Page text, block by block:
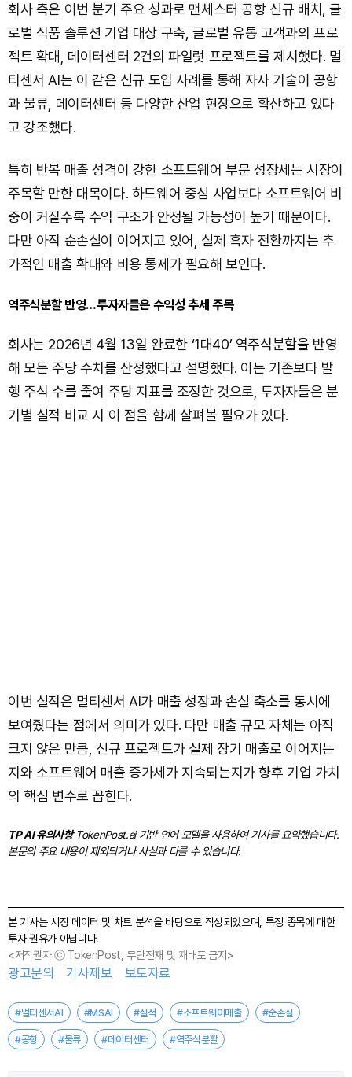
회사 측은 이번 분기 주요 성과로 맨체스터 공항 신규 배치, 글
로벌 식품 솔루션 기업 대상 구축, 글로벌 유통 고객과의 프로
젝트 확대, 데이터센터 2건의 파일럿 프로젝트를 제시했다. 멀
티센서 AI는 이 같은 신규 도입 사례를 통해 자사 기술이 공항
과 물류, 데이터센터 등 다양한 산업 현장으로 확산하고 있다
고 강조했다.
특히 반복 매출 성격이 강한 소프트웨어 부문 성장세는 시장이
주목할 만한 대목이다. 하드웨어 중심 사업보다 소프트웨어 비
중이 커질수록 수익 구조가 안정될 가능성이 높기 때문이다.
다만 아직 순손실이 이어지고 있어, 실제 흑자 전환까지는 추
가적인 매출 확대와 비용 통제가 필요해 보인다.
역주식분할 반영…투자자들은 수익성 추세 주목
회사는 2026년 4월 13일 완료한 ‘1대40’ 역주식분할을 반영
해 모든 주당 수치를 산정했다고 설명했다. 이는 기존보다 발
행 주식 수를 줄여 주당 지표를 조정한 것으로, 투자자들은 분
기별 실적 비교 시 이 점을 함께 살펴볼 필요가 있다.
이번 실적은 멀티센서 AI가 매출 성장과 손실 축소를 동시에
보여줬다는 점에서 의미가 있다. 다만 매출 규모 자체는 아직
크지 않은 만큼, 신규 프로젝트가 실제 장기 매출로 이어지는
지와 소프트웨어 매출 증가세가 지속되는지가 향후 기업 가치
의 핵심 변수로 꼽힌다.
TP AI 유의사항TokenPost.ai 기반 언어 모델을 사용하여 기사를 요약했습니다.
본문의 주요 내용이 제외되거나 사실과 다를 수 있습니다.
본 기사는 시장 데이터 및 차트 분석을 바탕으로 작성되었으며, 특정 종목에 대한
투자 권유가 아닙니다.
<저작권자 ⓒ TokenPost, 무단전재 및 재배포 금지>
광고문의 기사제보 보도자료
#멀티센서AI #MSAI #실적 #소프트웨어매출 #순손실
#공항 #물류 #데이터센터 #역주식분할